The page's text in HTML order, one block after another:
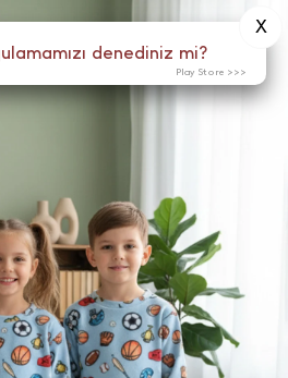
denediniz mi?
X
Play Store >>>